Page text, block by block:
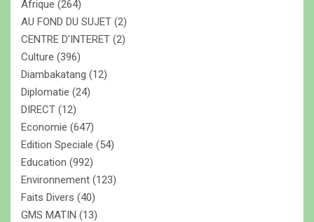
Afrique (264)
AU FOND DU SUJET (2)
CENTRE D'INTERET (2)
Culture (396)
Diambakatang (12)
Diplomatie (24)
DIRECT (12)
Economie (647)
Edition Speciale (54)
Education (992)
Environnement (123)
Faits Divers (40)
GMS MATIN (13)